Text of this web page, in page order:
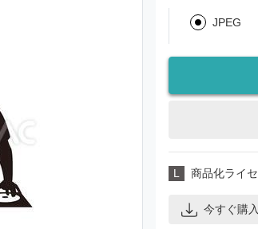
JPEG
L 商品化ライ
今すぐ購入